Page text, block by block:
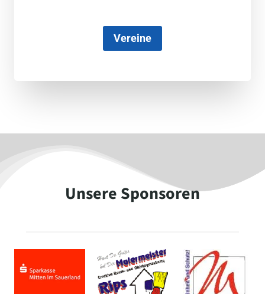
Vereine
Unsere Sponsoren